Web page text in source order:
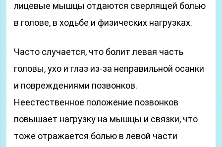
лицевые мышцы отдаются сверлящей болью
в голове, в ходьбе и физических нагрузках.
Часто случается, что болит левая часть
головы, ухо и глаз из-за неправильной осанки
и повреждениями позвонков.
Неестественное положение позвонков
повышает нагрузку на мышцы и связки, что
тоже отражается болью в левой части